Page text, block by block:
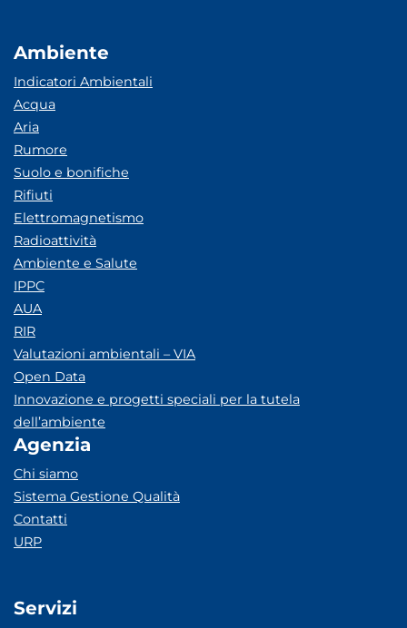
Ambiente
Indicatori Ambientali
Acqua
Aria
Rumore
Suolo e bonifiche
Rifiuti
Elettromagnetismo
Radioattività
Ambiente e Salute
IPPC
AUA
RIR
Valutazioni ambientali – VIA
Open Data
Innovazione e progetti speciali per la tutela
dell’ambiente
Agenzia
Chi siamo
Sistema Gestione Qualità
Contatti
URP
Servizi